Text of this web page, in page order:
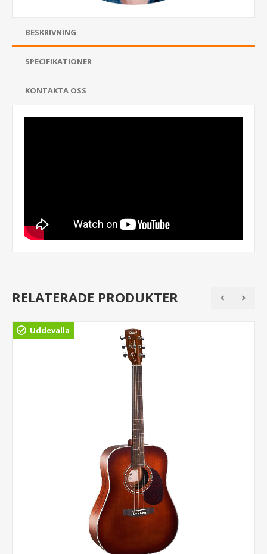
BESKRIVNING
SPECIFIKATIONER
KONTAKTA OSS
RELATERADE PRODUKTER
Uddevalla